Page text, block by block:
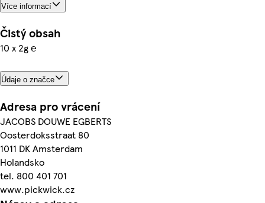
Více informací
Čistý obsah
10 x 2g ℮
Údaje o značce
Adresa pro vrácení
JACOBS DOUWE EGBERTS
Oosterdoksstraat 80
1011 DK Amsterdam
Holandsko
tel. 800 401 701
www.pickwick.cz